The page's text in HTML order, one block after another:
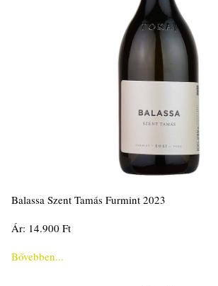
Balassa Szent Tamás Furmint 2023
Ár: 14.900 Ft
Bővebben...